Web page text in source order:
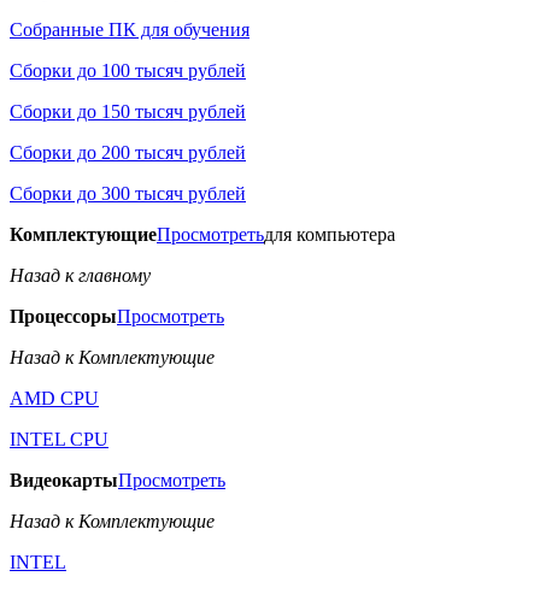
Собранные ПК для обучения
Сборки до 100 тысяч рублей
Сборки до 150 тысяч рублей
Сборки до 200 тысяч рублей
Сборки до 300 тысяч рублей
КомплектующиеПросмотретьдля компьютера
Назад к главному
ПроцессорыПросмотреть
Назад к Комплектующие
AMD CPU
INTEL CPU
ВидеокартыПросмотреть
Назад к Комплектующие
INTEL